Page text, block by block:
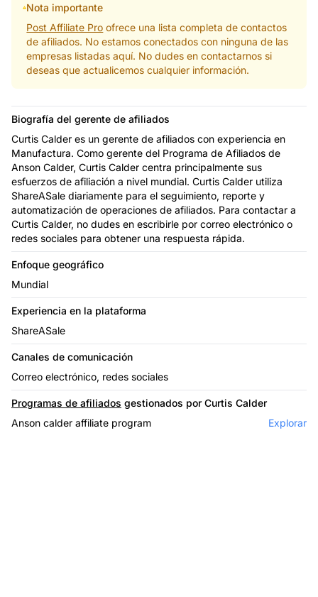
Nota importante
Post Affiliate Pro ofrece una lista completa de contactos
de afiliados. No estamos conectados con ninguna de las
empresas listadas aquí. No dudes en contactarnos si
deseas que actualicemos cualquier información.
Biografía del gerente de afiliados
Curtis Calder es un gerente de afiliados con experiencia en
Manufactura. Como gerente del Programa de Afiliados de
Anson Calder, Curtis Calder centra principalmente sus
esfuerzos de afiliación a nivel mundial. Curtis Calder utiliza
ShareASale diariamente para el seguimiento, reporte y
automatización de operaciones de afiliados. Para contactar a
Curtis Calder, no dudes en escribirle por correo electrónico o
redes sociales para obtener una respuesta rápida.
Enfoque geográfico
Mundial
Experiencia en la plataforma
ShareASale
Canales de comunicación
Correo electrónico, redes sociales
Programas de afiliados gestionados por Curtis Calder
Anson calder affiliate program
Explorar